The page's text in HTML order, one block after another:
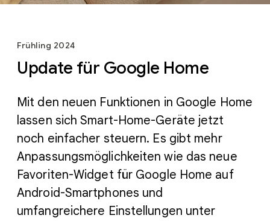
Frühling 2024
Update für Google Home
Mit den neuen Funktionen in Google Home
lassen sich Smart-Home-Geräte jetzt
noch einfacher steuern. Es gibt mehr
Anpassungsmöglichkeiten wie das neue
Favoriten-Widget für Google Home auf
Android-Smartphones und
umfangreichere Einstellungen unter